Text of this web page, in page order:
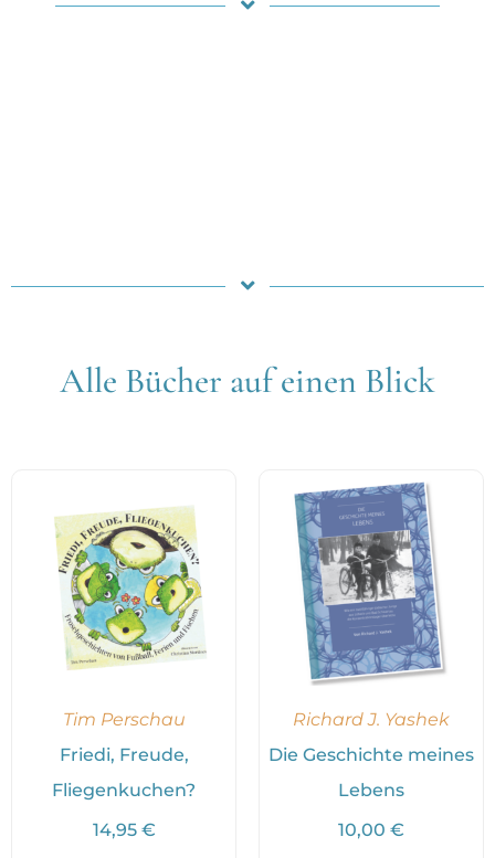
Alle Bücher auf einen Blick
Tim Perschau
Friedi, Freude,
Fliegenkuchen?
14,95 €
Richard J. Yashek
Die Geschichte meines
Lebens
10,00 €